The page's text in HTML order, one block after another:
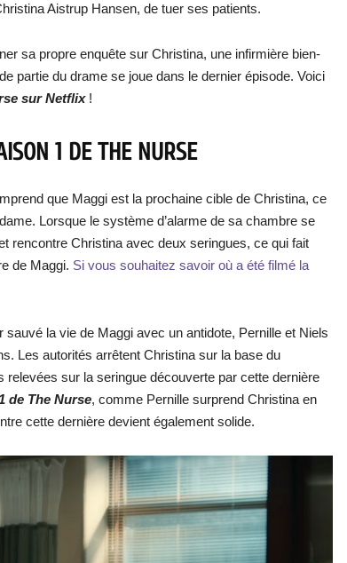
Aistrup Hansen, de tuer ses patients.
sa propre enquête sur Christina, une infirmière bien-
partie du drame se joue dans le dernier épisode. Voici
sur Netflix!
1 DE THE NURSE
que Maggi est la prochaine cible de Christina, ce
Lorsque le système d’alarme de sa chambre se
rencontre Christina avec deux seringues, ce qui fait
de Maggi. Si vous souhaitez savoir où a été filmé la
sauvé la vie de Maggi avec un antidote, Pernille et Niels
Les autorités arrêtent Christina sur la base du
sur la seringue découverte par cette dernière
de The Nurse, comme Pernille surprend Christina en
cette dernière devient également solide.